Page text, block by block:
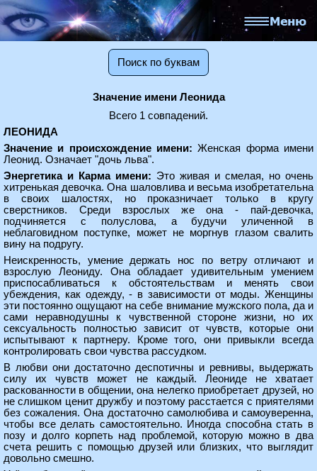
Поиск по буквам
Значение имени Леонида
Всего 1 совпадений.
ЛЕОНИДА
Значение и происхождение имени: Женская форма имени
Леонид. Означает "дочь льва".
Энергетика и Карма имени: Это живая и смелая, но очень
хитренькая девочка. Она шаловлива и весьма изобретательна
в своих шалостях, но проказничает только в кругу
сверстников. Среди взрослых же она - пай-девочка,
подчиняется с полуслова, а будучи уличенной в
неблаговидном поступке, может не моргнув глазом свалить
вину на подругу.
Неискренность, умение держать нос по ветру отличают и
взрослую Леониду. Она обладает удивительным умением
приспосабливаться к обстоятельствам и менять свои
убеждения, как одежду, - в зависимости от моды. Женщины
эти постоянно ощущают на себе внимание мужского пола, да и
сами неравнодушны к чувственной стороне жизни, но их
сексуальность полностью зависит от чувств, которые они
испытывают к партнеру. Кроме того, они привыкли всегда
контролировать свои чувства рассудком.
В любви они достаточно деспотичны и ревнивы, выдержать
силу их чувств может не каждый. Леониде не хватает
раскованности в общении, она нелегко приобретает друзей, но
не слишком ценит дружбу и поэтому расстается с приятелями
без сожаления. Она достаточно самолюбива и самоуверенна,
чтобы все делать самостоятельно. Иногда способна стать в
позу и долго корпеть над проблемой, которую можно в два
счета решить с помощью друзей или близких, что выглядит
довольно смешно.